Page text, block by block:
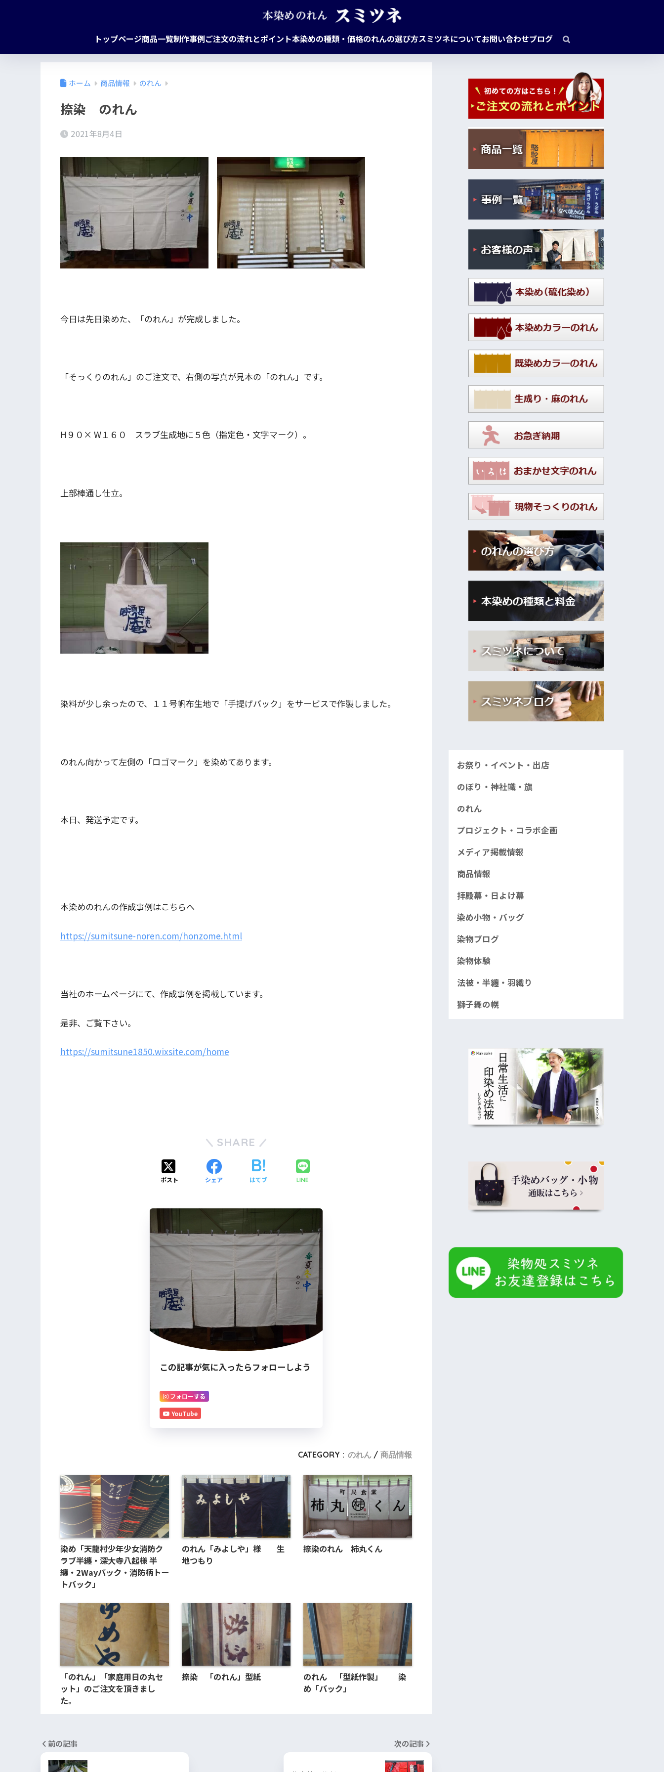
トップページ商品一覧制作事例ご注文の流れとポイント本染めの種類・価格のれんの選び方スミツネについてお問い合わせブログ
ホーム 商品情報 のれん
捺染 のれん
2021年8月4日
今日は先日染めた、「のれん」が完成しました。
「そっくりのれん」のご注文で、右側の写真が見本の「のれん」です。
H９０× W１６０ スラブ生成地に５色（指定色・文字マーク）。
上部棒通し仕立。
染料が少し余ったので、１１号帆布生地で「手提げバック」をサービスで作製しました。
のれん向かって左側の「ロゴマーク」を染めてあります。
本日、発送予定です。
本染めのれんの作成事例はこちらへ
https://sumitsune-noren.com/honzome.html
当社のホームページにて、作成事例を掲載しています。
是非、ご覧下さい。
https://sumitsune1850.wixsite.com/home
SHARE
ポスト シェア はてブ LINE
この記事が気に入ったらフォローしよう
フォローする
YouTube
CATEGORY : のれん 商品情報
染め「天龍村少年少女消防ク
ラブ半纏・深大寺八起様 半
纏・2Wayバック・消防柄トー
トバック」
のれん「みよしや」様 生
地つもり
捺染のれん 柿丸くん
「のれん」「家庭用日の丸セ
ット」のご注文を頂きまし
た。
捺染 「のれん」型紙
のれん 「型紙作製」 染
め「バック」
前の記事 次の記事
お祭り・イベント・出店
のぼり・神社幟・旗
のれん
プロジェクト・コラボ企画
メディア掲載情報
商品情報
拝殿幕・日よけ幕
染め小物・バッグ
染物ブログ
染物体験
法被・半纏・羽織り
獅子舞の幌